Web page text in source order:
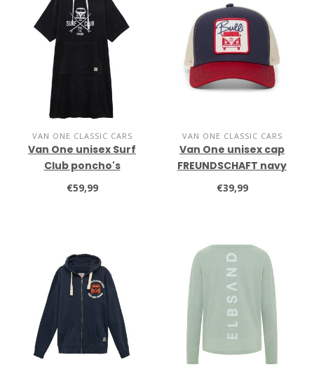
VAN ONE CLASSIC CARS
Van One unisex Surf
Club poncho's
€59,99
VAN ONE CLASSIC CARS
Van One unisex cap
FREUNDSCHAFT navy
€39,99